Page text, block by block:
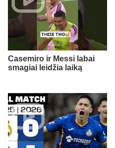
Casemiro ir Messi labai
smagiai leidžia laiką